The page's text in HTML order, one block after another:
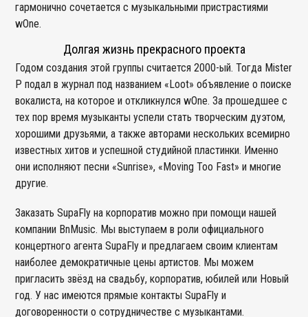
гармонично сочетается с музыкальными пристрастиями
wOne.
Долгая жизнь прекрасного проекта
Годом создания этой группы считается 2000-ый. Тогда Mister
P подал в журнал под названием «Loot» объявление о поиске
вокалиста, на которое и откликнулся wOne. За прошедшее с
тех пор время музыканты успели стать творческим дуэтом,
хорошими друзьями, а также авторами нескольких всемирно
известных хитов и успешной студийной пластинки. Именно
они исполняют песни «Sunrise», «Moving Too Fast» и многие
другие.
Заказать SupaFly на корпоратив можно при помощи нашей
компании BnMusic. Мы выступаем в роли официального
концертного агента SupaFly и предлагаем своим клиентам
наиболее демократичные цены артистов. Мы можем
пригласить звёзд на свадьбу, корпоратив, юбилей или Новый
год. У нас имеются прямые контакты SupaFly и
договоренности о сотрудничестве с музыкантами.